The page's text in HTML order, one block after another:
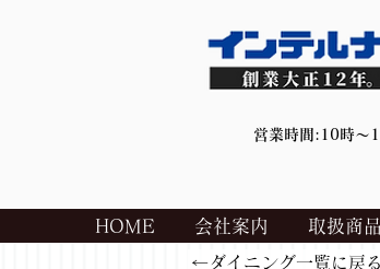
営業時間:10時
HOME 会社案内 取扱商品
←ダイニング一覧に戻る